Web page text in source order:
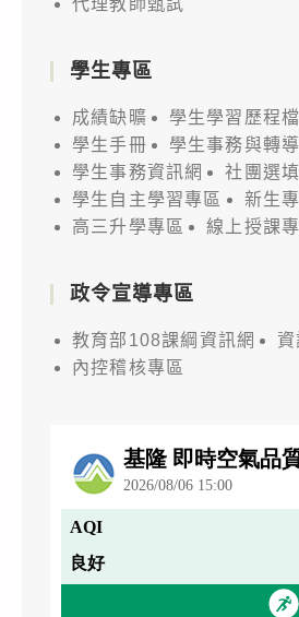
學生專區
成績缺曠
學生學習歷程
學生手冊
學生事務與轉
學生事務資訊網
社團選
學生自主學習專區
新生
高三升學專區
線上授課
政令宣導專區
教育部108課綱資訊網
資
內控稽核專區